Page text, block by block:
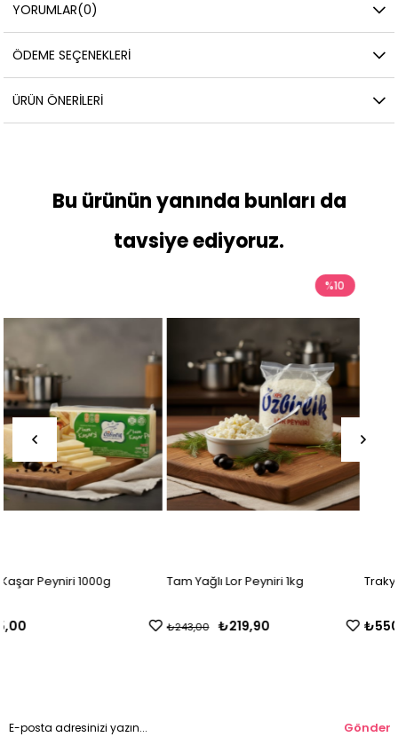
YORUMLAR(0)
ÖDEME SEÇENEKLERI
ÜRÜN ÖNERILERI
Bu ürünün yanında bunları da
tavsiye ediyoruz.
Tam Yağlı Lor Peyniri 1kg Trakya Eski Kaşar Peyniri
₺550,00
Gönder